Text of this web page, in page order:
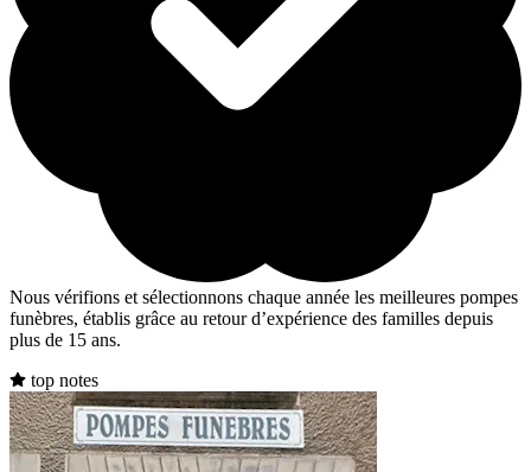
Nous vérifions et sélectionnons chaque année les meilleures pompes
funèbres, établis grâce au retour d’expérience des familles depuis
plus de 15 ans.
top notes